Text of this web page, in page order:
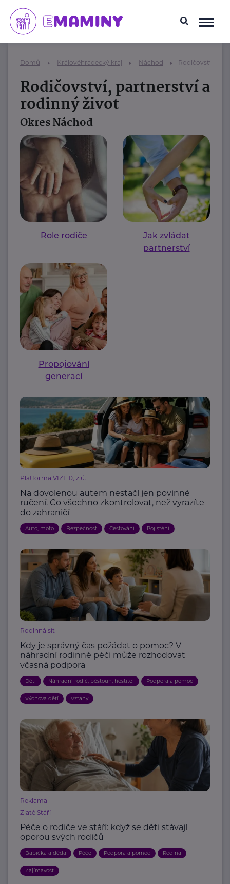
Domů Královéhradecký kraj Náchod Rodičovství,
Rodičovství, partnerství a
rodinný život
Okres Náchod
Role rodiče
Jak zvládat
partnerství
Propojování
generací
Platforma VIZE 0, z.ú.
Na dovolenou autem nestačí jen povinné
ručení. Co všechno zkontrolovat, než vyrazíte
do zahraničí
Auto, moto Bezpečnost Cestování Pojištění
Rodinná síť
Kdy je správný čas požádat o pomoc? V
náhradní rodinné péči může rozhodovat
včasná podpora
Děti Náhradní rodič, pěstoun, hostitel Podpora a pomoc
Výchova dětí Vztahy
Reklama
Zlaté Stáří
Péče o rodiče ve stáří: když se děti stávají
oporou svých rodičů
Babička a děda Péče Podpora a pomoc Rodina
Zajímavost